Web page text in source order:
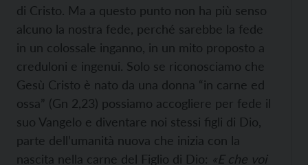
di Cristo. Ma a questo punto non ha più senso
alcuno la nostra fede, perché sarebbe la fede
in un colossale inganno, in un mito proposto a
creduloni e ingenui. Solo se riconosciamo che
Gesù Cristo è nato da una donna “in carne ed
ossa” (Gn 2,23) possiamo accogliere per fede il
suo Vangelo e diventare noi stessi figli di Dio,
parte dell’umanità nuova che inizia con la
nascita nella carne del Figlio di Dio: «E che voi